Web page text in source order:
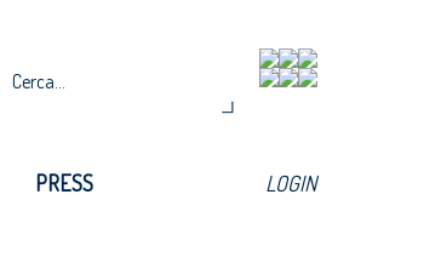
PRESS LOGIN